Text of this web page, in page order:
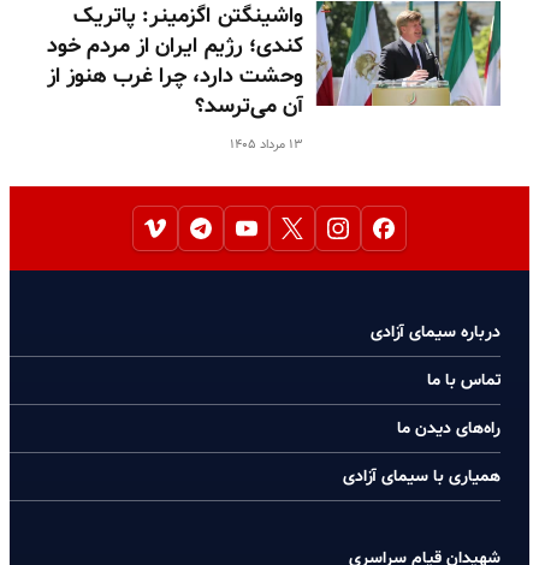
واشینگتن اگزمینر: پاتریک
کندی؛ رژیم ایران از مردم خود
وحشت دارد، چرا غرب هنوز از
آن می‌ترسد؟
۱۳ مرداد ۱۴۰۵
درباره سیمای آزادی
تماس با ما
راه‌های دیدن ما
همیاری با سیمای آزادی
شهیدان قیام سراسری